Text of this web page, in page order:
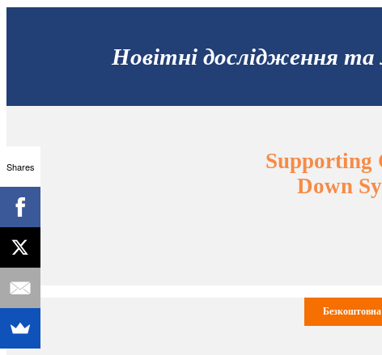
Новітні дослідження та
Supporting
Down
Безкоштовна
Shares